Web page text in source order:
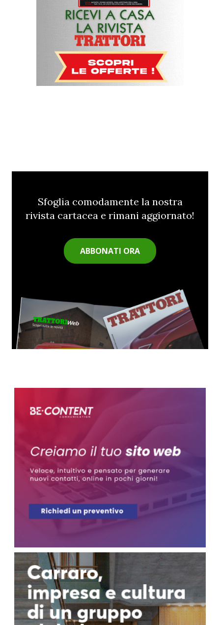
Sfoglia comodamente la nostra
rivista cartacea e rimani aggiornato!
ABBONATI ORA